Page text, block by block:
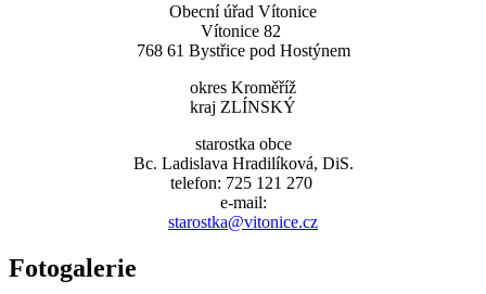
Obecní úřad Vítonice
Vítonice 82
768 61 Bystřice pod Hostýnem
okres Kroměříž
kraj ZLÍNSKÝ
starostka obce
Bc. Ladislava Hradilíková, DiS.
telefon: 725 121 270
e-mail:
starostka@vitonice.cz
Fotogalerie